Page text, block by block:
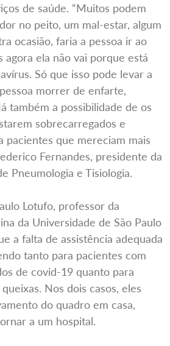
de saúde. “Muitos podem
no peito, um mal-estar, algum
ocasião, faria a pessoa ir ao
ela não vai porque está
Só que isso pode levar a
morrer de enfarte,
também a possibilidade de os
sobrecarregados e
pacientes que mereciam mais
Fernandes, presidente da
Pneumologia e Tisiologia.
Lotufo, professor da
da Universidade de São Paulo
a falta de assistência adequada
tanto para pacientes com
de covid-19 quanto para
Nos dois casos, eles
do quadro em casa,
a um hospital.